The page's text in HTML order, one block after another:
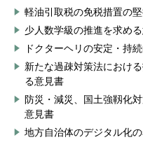
軽油引取税の免税措置の
少人数学級の推進を求め
ドクターヘリの安定・持
新たな過疎対策法におけ
る意見書
防災・減災、国土強靱化
意見書
地方自治体のデジタル化